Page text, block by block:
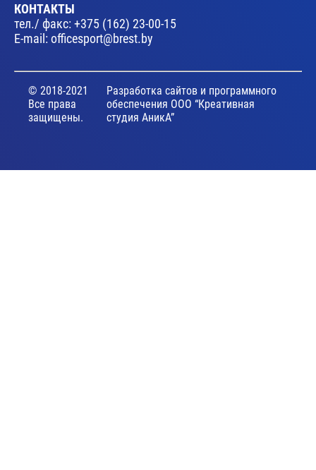
КОНТАКТЫ
тел./ факс:+375 (162) 23-00-15
E-mail: officesport@brest.by
© 2018-2021
Все права
защищены.
Разработка сайтов и программного
обеспечения ООО “Креативная
студия АникА”